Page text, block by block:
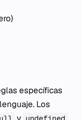
específicas
Los